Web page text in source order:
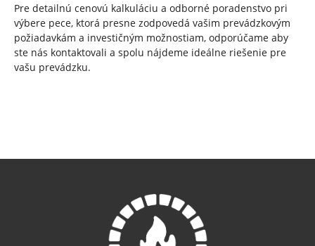
Pre detailnú cenovú kalkuláciu a odborné poradenstvo pri
výbere pece, ktorá presne zodpovedá vašim prevádzkovým
požiadavkám a investičným možnostiam, odporúčame aby
ste nás kontaktovali a spolu nájdeme ideálne riešenie pre
vašu prevádzku.